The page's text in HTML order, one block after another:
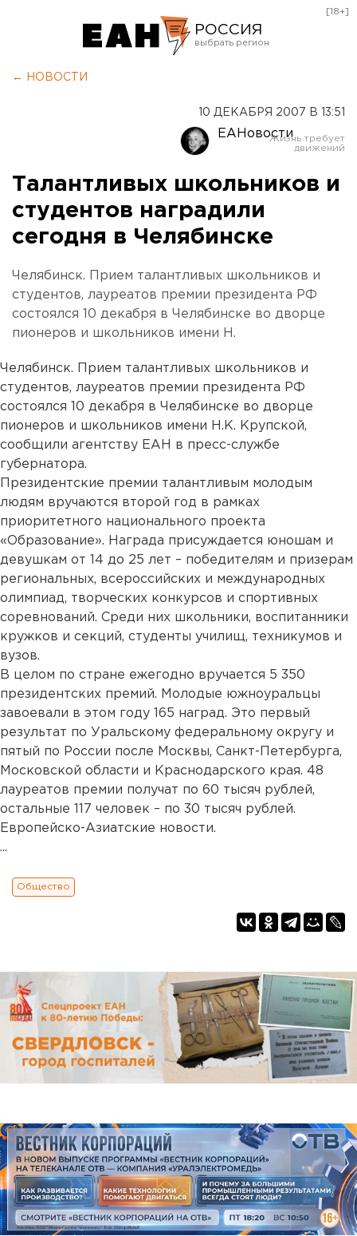
РОССИЯ
Оренбург
[18+]
← НОВОСТИ
10 ДЕКАБРЯ 2007 В 13:51
ЕАНовости
Талантливых школьников и
студентов наградили
сегодня в Челябинске
Челябинск. Прием талантливых школьников и
студентов, лауреатов премии президента РФ
состоялся 10 декабря в Челябинске во дворце
пионеров и школьников имени Н.
Челябинск. Прием талантливых школьников и
студентов, лауреатов премии президента РФ
состоялся 10 декабря в Челябинске во дворце
пионеров и школьников имени Н.К. Крупской,
сообщили агентству ЕАН в пресс-службе
губернатора.
Президентские премии талантливым молодым
людям вручаются второй год в рамках
приоритетного национального проекта
«Образование». Награда присуждается юношам и
девушкам от 14 до 25 лет – победителям и призерам
региональных, всероссийских и международных
олимпиад, творческих конкурсов и спортивных
соревнований. Среди них школьники, воспитанники
кружков и секций, студенты училищ, техникумов и
вузов.
В целом по стране ежегодно вручается 5 350
президентских премий. Молодые южноуральцы
завоевали в этом году 165 наград. Это первый
результат по Уральскому федеральному округу и
пятый по России после Москвы, Санкт-Петербурга,
Московской области и Краснодарского края. 48
лауреатов премии получат по 60 тысяч рублей,
остальные 117 человек – по 30 тысяч рублей.
Европейско-Азиатские новости.
...
Общество